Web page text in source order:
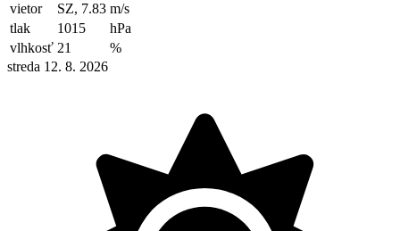
vietor
SZ, 7.83 m/s
tlak
1015
hPa
vlhkosť 21
%
streda 12. 8. 2026